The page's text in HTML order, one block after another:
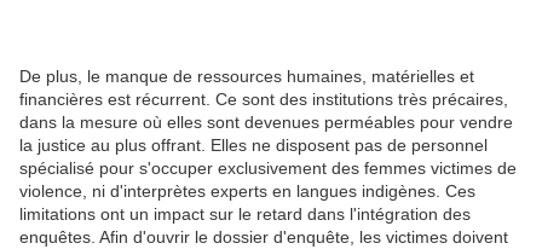
De plus, le manque de ressources humaines, matérielles et
financières est récurrent. Ce sont des institutions très précaires,
dans la mesure où elles sont devenues perméables pour vendre
la justice au plus offrant. Elles ne disposent pas de personnel
spécialisé pour s'occuper exclusivement des femmes victimes de
violence, ni d'interprètes experts en langues indigènes. Ces
limitations ont un impact sur le retard dans l'intégration des
enquêtes. Afin d'ouvrir le dossier d'enquête, les victimes doivent